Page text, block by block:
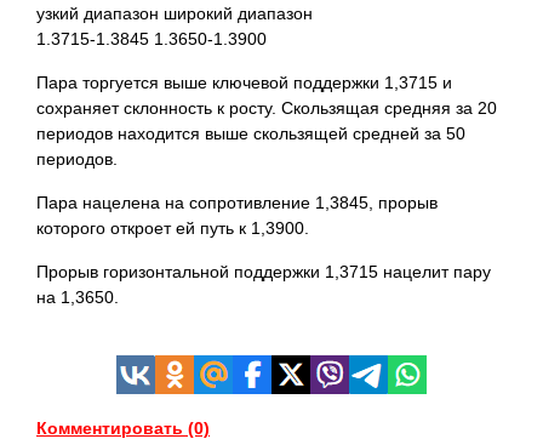
узкий диапазон широкий диапазон
1.3715-1.3845 1.3650-1.3900
Пара торгуется выше ключевой поддержки 1,3715 и
сохраняет склонность к росту. Скользящая средняя за 20
периодов находится выше скользящей средней за 50
периодов.
Пара нацелена на сопротивление 1,3845, прорыв
которого откроет ей путь к 1,3900.
Прорыв горизонтальной поддержки 1,3715 нацелит пару
на 1,3650.
Комментировать (0)